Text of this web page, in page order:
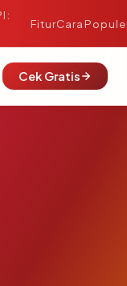
FiturCara
Cek Gratis